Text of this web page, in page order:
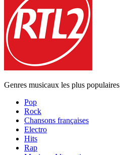
Genres musicaux les plus populaires
Pop
Rock
Chansons françaises
Electro
Hits
Rap